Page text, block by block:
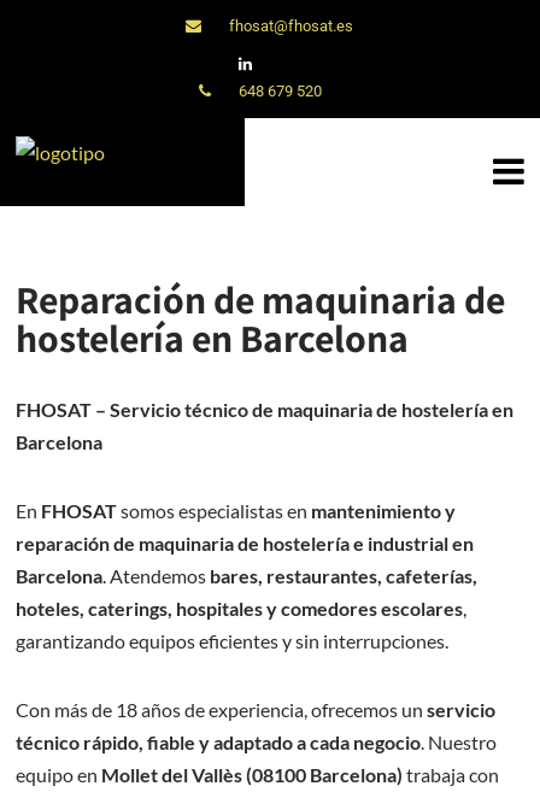
fhosat@fhosat.es
648 679 520
Reparación de maquinaria de
hostelería en Barcelona
FHOSAT – Servicio técnico de maquinaria de hostelería en
Barcelona
En FHOSATsomos especialistas en mantenimiento y
reparación de maquinaria de hostelería e industrial en
Barcelona. Atendemos bares, restaurantes, cafeterías,
hoteles, caterings, hospitales y comedores escolares,
garantizando equipos eficientes y sin interrupciones.
Con más de 18 años de experiencia, ofrecemos unservicio
técnico rápido, fiable y adaptado a cada negocio. Nuestro
equipo en Mollet del Vallès (08100 Barcelona) trabaja con